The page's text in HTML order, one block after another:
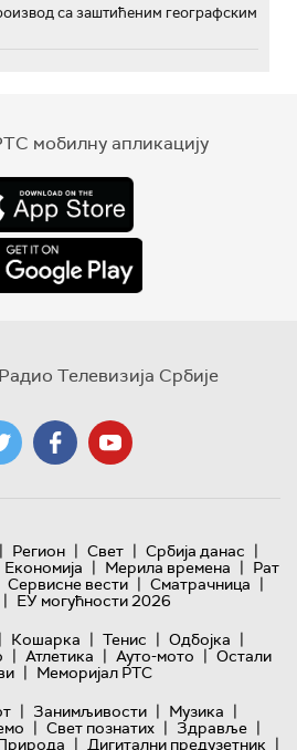
са заштићеним географским
мобилну апликацију
Радио Телевизија Србије
| Регион | Свет | Србија данас |
Економија | Мерила времена | Рат
Сервисне вести | Сматрачница |
| ЕУ могућности 2026
| Кошарка | Тенис | Одбојка |
| Атлетика | Ауто-мото | Остали
| Меморијал РТС
| Занимљивости | Музика |
| Свет познатих | Здравље |
| Дигитални предузетник |